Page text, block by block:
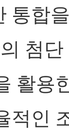
통합
첨
활용
적인